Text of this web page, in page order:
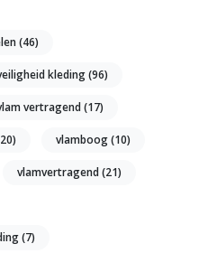
(46)
kleding(96)
vertragend(17)
vlamboog(10)
vlamvertragend(21)
(7)